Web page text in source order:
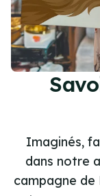
Imaginés,
dans notre
campagne de